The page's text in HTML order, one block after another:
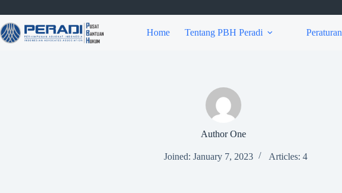
to
content
Home Tentang PBH Peradi Peraturan
Author One
Joined: January 7, 2023 Articles: 4